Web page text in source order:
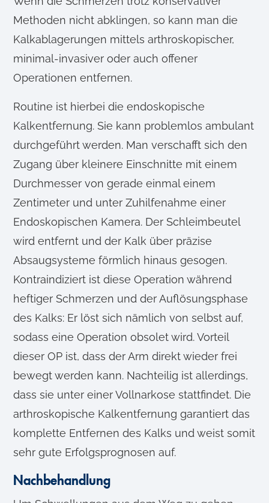
Methoden nicht abklingen, so kann man die
Kalkablagerungen mittels arthroskopischer,
minimal-invasiver oder auch offener
Operationen entfernen.
Routine ist hierbei die endoskopische
Kalkentfernung. Sie kann problemlos ambulant
durchgeführt werden. Man verschafft sich den
Zugang über kleinere Einschnitte mit einem
Durchmesser von gerade einmal einem
Zentimeter und unter Zuhilfenahme einer
Endoskopischen Kamera. Der Schleimbeutel
wird entfernt und der Kalk über präzise
Absaugsysteme förmlich hinaus gesogen.
Kontraindiziert ist diese Operation während
heftiger Schmerzen und der Auflösungsphase
des Kalks: Er löst sich nämlich von selbst auf,
sodass eine Operation obsolet wird. Vorteil
dieser OP ist, dass der Arm direkt wieder frei
bewegt werden kann. Nachteilig ist allerdings,
dass sie unter einer Vollnarkose stattfindet. Die
arthroskopische Kalkentfernung garantiert das
komplette Entfernen des Kalks und weist somit
sehr gute Erfolgsprognosen auf.
Nachbehandlung